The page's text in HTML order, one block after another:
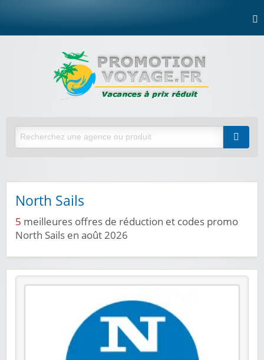
North Sails
5 meilleures offres de réduction et codes promo
North Sails en août 2026